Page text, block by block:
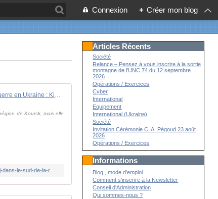
Connexion + Créer mon blog
En direct, guerre en Ukraine : Kiev ne veut pas annexer " de territoire russe ", assure la diplomatie ukrainienne
de Koursk, mais elle
Articles Récents
Société
Relance – Pensez à vous inscrire à la sortie
montagne de l'UNC 74 du 12 septembre
2026
Opérations / Exercices
Cyber
International
Equipement
International (Ukraine)
Société
Invitation Cérémonie C. A. Pégoud 23 août
2026
Opérations / Exercices
Informations
Blog , mode d'emploi
Comment s'inscrire à la Newsletter
Conseil d'Administration
Qui sommes-nous ?